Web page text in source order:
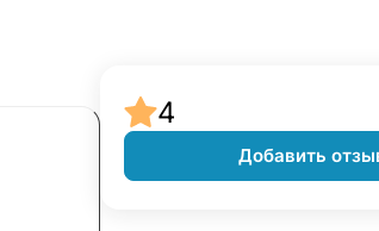
4
Добавить